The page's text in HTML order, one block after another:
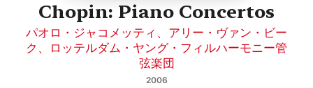
Chopin: Piano Concertos
パオロ・ジャコメッティ 、 アリー・ヴァン・ビー
ク 、
ロッテルダム・ヤング・フィルハーモニー管
弦楽団
2006